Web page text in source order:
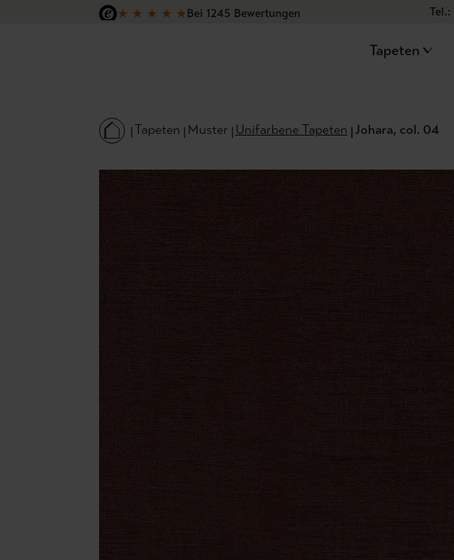
Hauptinhalt springen
Zur Suche springen
Zur Hauptnavigation springen
★ ★ ★ ★ ★Bei 1245 Bewertungen
Tel.:
Tapeten
Tapeten Muster Unifarbene Tapeten Johara, col. 04